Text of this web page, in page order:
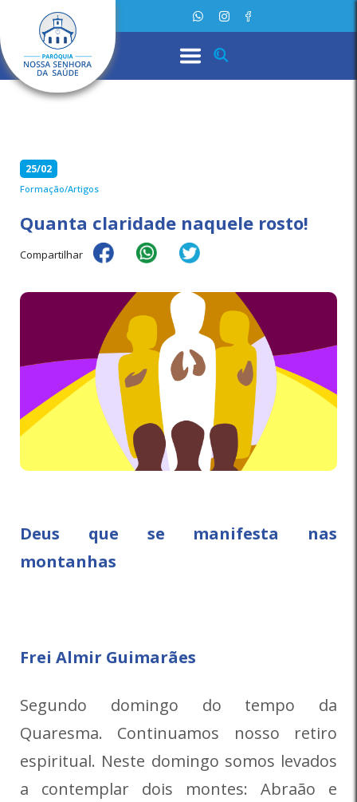
25/02
Formação/Artigos
Quanta claridade naquele rosto!
Compartilhar
Deus que se manifesta nas
montanhas
Frei Almir Guimarães
Segundo domingo do tempo da
Quaresma. Continuamos nosso retiro
espiritual. Neste domingo somos levados
a contemplar dois montes: Abraão e